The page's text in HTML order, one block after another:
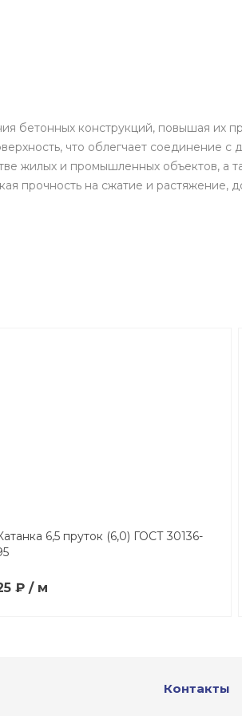
бетонных конструкций, повышая их
что облегчает соединение
жилых и промышленных объектов, а
прочность на сжатие и растяжение,
6,5 пруток (6,0) ГОСТ 30136-
₽ / м
Контакты